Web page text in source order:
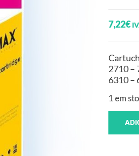
7,22€
2710 –
6310 –
1 em